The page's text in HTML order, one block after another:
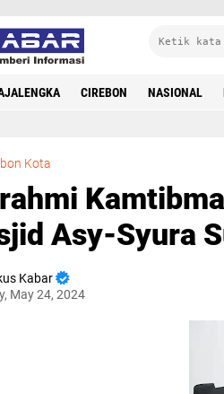
CIREBON NASIONAL
Kota
Asy-Syura
Kabar
May 24, 2024